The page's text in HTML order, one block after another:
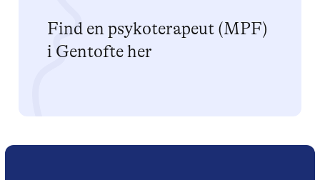
Find en psykoterapeut (MPF)
i Gentofte her